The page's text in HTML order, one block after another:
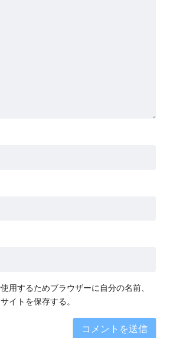
用するためブラウザーに自分の名前、
イトを保存する。